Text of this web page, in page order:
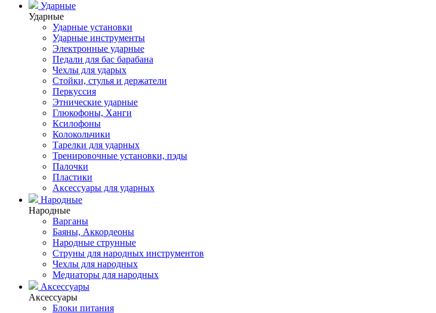
Ударные
Ударные
Ударные установки
Ударные инструменты
Электронные ударные
Педали для бас барабана
Чехлы для ударых
Стойки, стулья и держатели
Перкуссия
Этнические ударные
Глюкофоны, Ханги
Ксилофоны
Колокольчики
Тарелки для ударных
Тренировочные установки, пэды
Палочки
Пластики
Аксессуары для ударных
Народные
Народные
Варганы
Баяны, Аккордеоны
Народные струнные
Струны для народных инструментов
Чехлы для народных
Медиаторы для народных
Аксессуары
Аксессуары
Блоки питания